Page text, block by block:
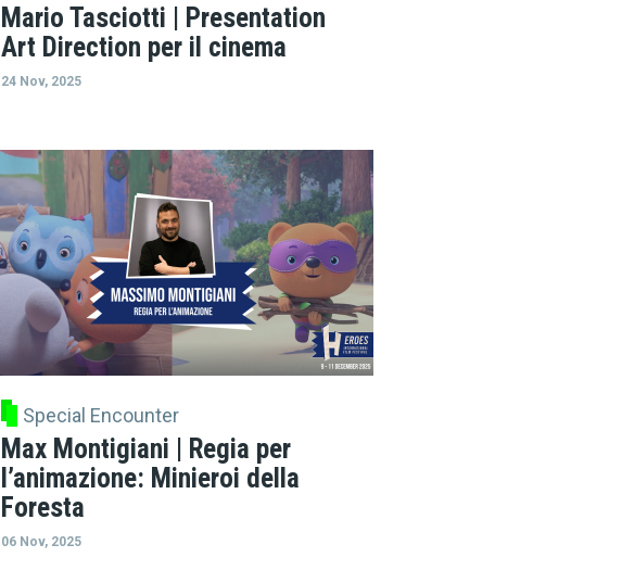
Mario Tasciotti | Presentation
Art Direction per il cinema
24 Nov, 2025
Special Encounter
Max Montigiani | Regia per
l’animazione: Minieroi della
Foresta
06 Nov, 2025